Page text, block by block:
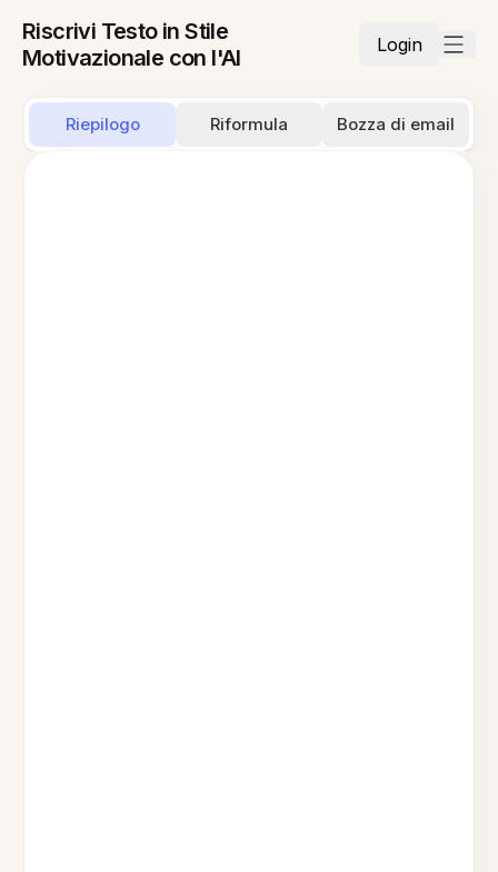
Riscrivi Testo in Stile
Motivazionale con l'AI
Login
Riepilogo Riformula Bozza di email